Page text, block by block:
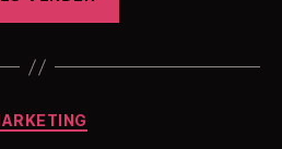
boek
Categorieën